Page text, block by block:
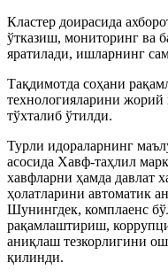
Кластер доирасида
ўтказиш, мониторинг ва
яратилади, ишларнинг
Тақдимотда соҳани
технологияларини жорий
тўхталиб ўтилди.
Турли идораларнинг
асосида Хавф-таҳлил
хавфларни ҳамда давлат
ҳолатларини автоматик
Шунингдек, комплаенс
рақамлаштириш,
аниқлаш тезкорлигини
қилинди.